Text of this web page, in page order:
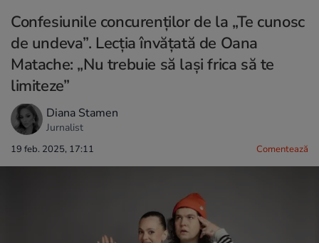
Confesiunile concurenților de la „Te cunosc
de undeva”. Lecția învățată de Oana
Matache: „Nu trebuie să lași frica să te
limiteze”
Diana Stamen
Jurnalist
19 feb. 2025, 17:11 Comentează